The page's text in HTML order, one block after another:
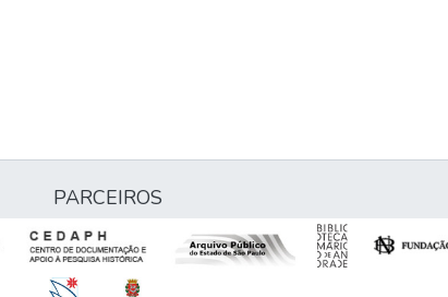
PARCEIROS